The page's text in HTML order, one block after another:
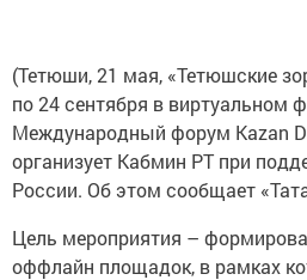
(Тетюши, 21 мая, «Тетюшские
по 24 сентября в виртуальном
Международный форум Kazan
организует Кабмин РТ при
России. Об этом сообщает
Цель мероприятия –
оффлайн площадок, в рамках